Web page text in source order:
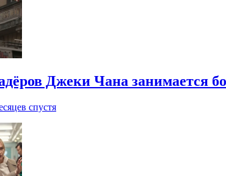
Джеки Чана занимается
спустя